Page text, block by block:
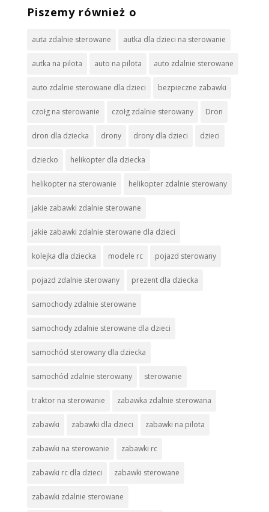
Piszemy również o
auta zdalnie sterowane autka dla dzieci na sterowanie
autka na pilota auto na pilota auto zdalnie sterowane
auto zdalnie sterowane dla dzieci bezpieczne zabawki
czołg na sterowanie czołg zdalnie sterowany Dron
dron dla dziecka drony drony dla dzieci dzieci
dziecko helikopter dla dziecka
helikopter na sterowanie helikopter zdalnie sterowany
jakie zabawki zdalnie sterowane
jakie zabawki zdalnie sterowane dla dzieci
kolejka dla dziecka modele rc pojazd sterowany
pojazd zdalnie sterowany prezent dla dziecka
samochody zdalnie sterowane
samochody zdalnie sterowane dla dzieci
samochód sterowany dla dziecka
samochód zdalnie sterowany sterowanie
traktor na sterowanie zabawka zdalnie sterowana
zabawki zabawki dla dzieci zabawki na pilota
zabawki na sterowanie zabawki rc
zabawki rc dla dzieci zabawki sterowane
zabawki zdalnie sterowane